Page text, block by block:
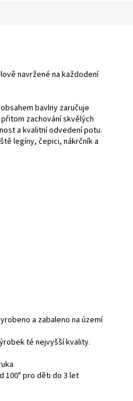
navržené na každodení
bavlny zaručuje
zachování skvělých
a kvalitní odvedení potu.
legíny, čepici, nákrčník a
a zabaleno na území
té nejvyšší kvality.
100" pro děti do 3 let